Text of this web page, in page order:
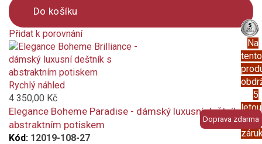
Na
tento
5
letou
Do košíku
Přidat k porovnání
Product
is
added
to
compare
Doprava zdarma
Rychlý náhled
4 350,00 Kč
Elegance Boheme Paradise - dámský luxusní deštník s
abstraktním potiskem
Kód: 12019-108-27